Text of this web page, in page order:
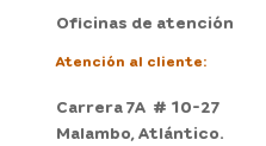
Oficinas de atención
Atención al cliente:
Carrera 7A # 10-27
Malambo, Atlántico.